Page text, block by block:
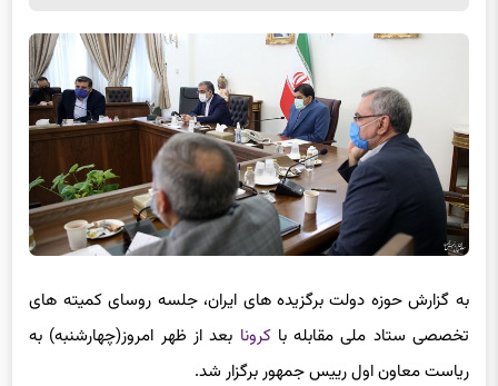
به گزارش حوزه دولت برگزیده های ایران، جلسه روسای کمیته های
تخصصی ستاد ملی مقابله باکرونا بعد از ظهر امروز(چهارشنبه) به
ریاست معاون اول رییس جمهور برگزار شد.